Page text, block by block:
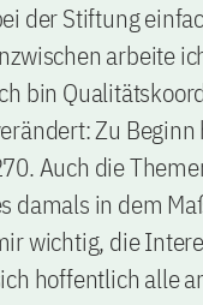
der Stiftung
arbeite
bin
Zu
Auch die
damals in dem
wichtig, die
hoffentlich alle